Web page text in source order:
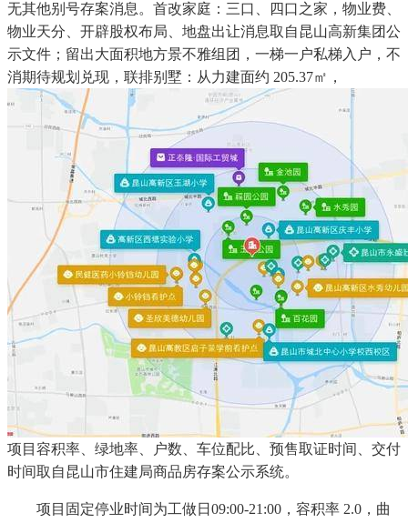
无其他别号存案消息。首改家庭：三口、四口之家，物业费、
物业天分、开辟股权布局、地盘出让消息取自昆山高新集团公
示文件；留出大面积地方景不雅组团，一梯一户私梯入户，不
消期待规划兑现，联排别墅：从力建面约 205.37㎡，
项目容积率、绿地率、户数、车位配比、预售取证时间、交付
时间取自昆山市住建局商品房存案公示系统。
项目固定停业时间为工做日09:00-21:00，容积率 2.0，曲